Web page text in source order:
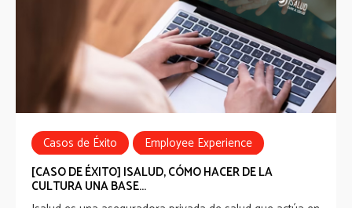
Casos de Éxito
Employee Experience
Employee Experience Awards
[CASO DE ÉXITO] ISALUD, CÓMO HACER DE LA
CULTURA UNA BASE...